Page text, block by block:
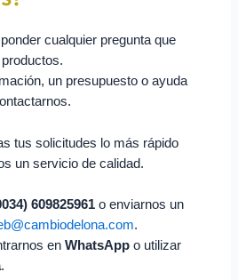
cualquier pregunta que
un presupuesto o ayuda
tus solicitudes lo más rápido
un servicio de calidad.
609825961 o enviarnos un
.
enWhatsAppo utilizar
.